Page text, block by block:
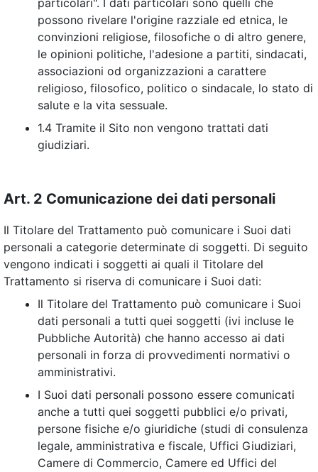
particolari". I dati particolari sono quelli che
possono rivelare l'origine razziale ed etnica, le
convinzioni religiose, filosofiche o di altro genere,
le opinioni politiche, l'adesione a partiti, sindacati,
associazioni od organizzazioni a carattere
religioso, filosofico, politico o sindacale, lo stato di
salute e la vita sessuale.
1.4 Tramite il Sito non vengono trattati dati
giudiziari.
Art. 2 Comunicazione dei dati personali
Il Titolare del Trattamento può comunicare i Suoi dati
personali a categorie determinate di soggetti. Di seguito
vengono indicati i soggetti ai quali il Titolare del
Trattamento si riserva di comunicare i Suoi dati:
Il Titolare del Trattamento può comunicare i Suoi
dati personali a tutti quei soggetti (ivi incluse le
Pubbliche Autorità) che hanno accesso ai dati
personali in forza di provvedimenti normativi o
amministrativi.
I Suoi dati personali possono essere comunicati
anche a tutti quei soggetti pubblici e/o privati,
persone fisiche e/o giuridiche (studi di consulenza
legale, amministrativa e fiscale, Uffici Giudiziari,
Camere di Commercio, Camere ed Uffici del